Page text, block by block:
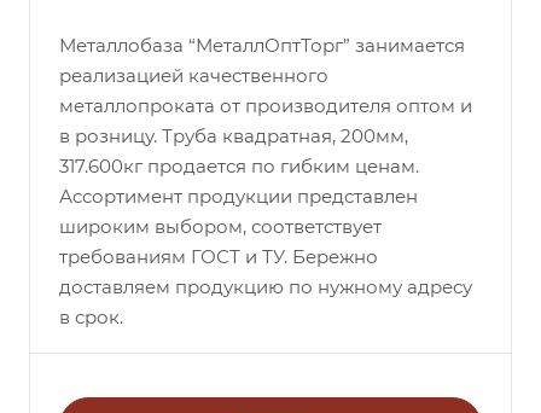
Металлобаза “МеталлОптТорг” занимается
реализацией качественного
металлопроката от производителя оптом и
в розницу. Труба квадратная, 200мм,
317.600кг продается по гибким ценам.
Ассортимент продукции представлен
широким выбором, соответствует
требованиям ГОСТ и ТУ. Бережно
доставляем продукцию по нужному адресу
в срок.